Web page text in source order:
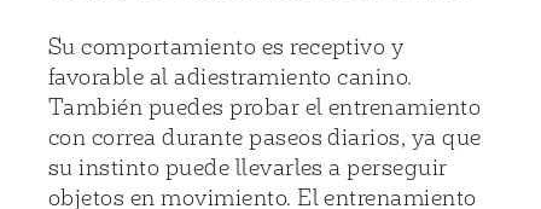
Su comportamiento es receptivo y
favorable al adiestramiento canino.
También puedes probar el entrenamiento
con correa durante paseos diarios, ya que
su instinto puede llevarles a perseguir
objetos en movimiento. El entrenamiento